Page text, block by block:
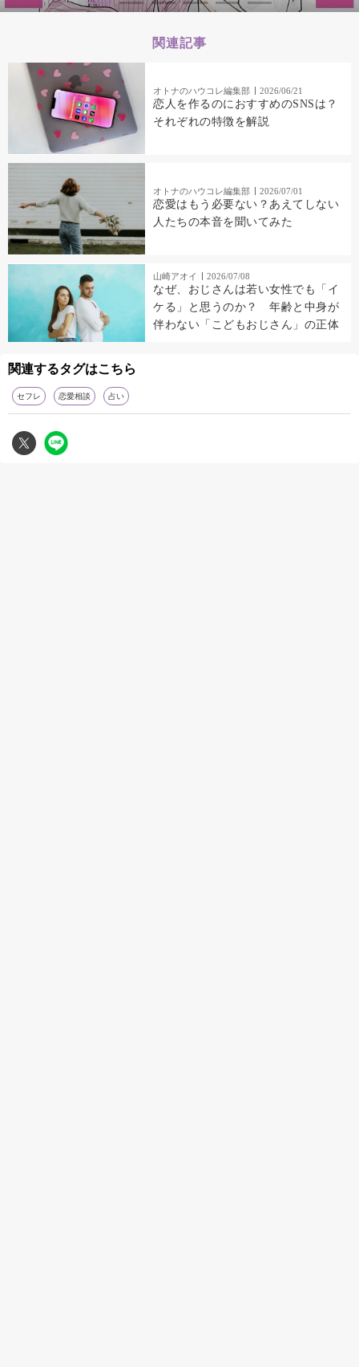
関連記事
オトナのハウコレ編集部 2026/06/21
恋人を作るのにおすすめのSNSは？
それぞれの特徴を解説
オトナのハウコレ編集部 2026/07/01
恋愛はもう必要ない？あえてしない
人たちの本音を聞いてみた
山崎アオイ 2026/07/08
なぜ、おじさんは若い女性でも「イ
ケる」と思うのか？ 年齢と中身が
伴わない「こどもおじさん」の正体
関連するタグはこちら
セフレ 恋愛相談 占い